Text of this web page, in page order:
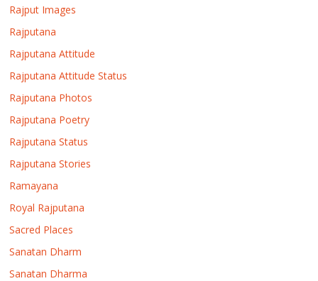
Rajput Images
Rajputana
Rajputana Attitude
Rajputana Attitude Status
Rajputana Photos
Rajputana Poetry
Rajputana Status
Rajputana Stories
Ramayana
Royal Rajputana
Sacred Places
Sanatan Dharm
Sanatan Dharma